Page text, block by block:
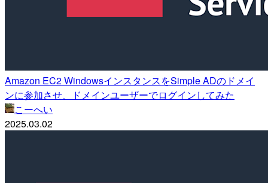
Amazon EC2 WindowsインスタンスをSimple ADのドメイ
ンに参加させ、ドメインユーザーでログインしてみた
こーへい
2025.03.02